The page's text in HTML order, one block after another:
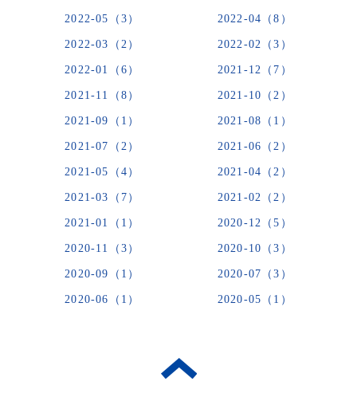
2022-05（3） 2022-04（8）
2022-03（2） 2022-02（3）
2022-01（6） 2021-12（7）
2021-11（8） 2021-10（2）
2021-09（1） 2021-08（1）
2021-07（2） 2021-06（2）
2021-05（4） 2021-04（2）
2021-03（7） 2021-02（2）
2021-01（1） 2020-12（5）
2020-11（3） 2020-10（3）
2020-09（1） 2020-07（3）
2020-06（1） 2020-05（1）